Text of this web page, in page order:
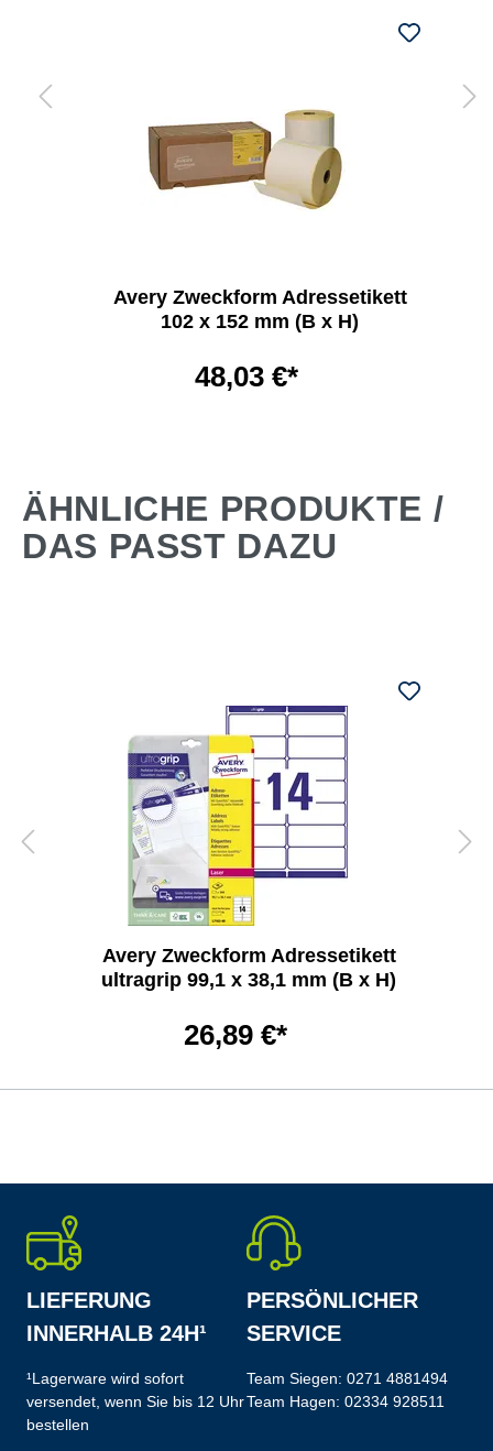
Avery Zweckform Adressetikett
102 x 152 mm (B x H)
48,03 €*
ÄHNLICHE PRODUKTE /
DAS PASST DAZU
Avery Zweckform Adressetikett
ultragrip 99,1 x 38,1 mm (B x H)
26,89 €*
LIEFERUNG
INNERHALB 24H¹
¹Lagerware wird sofort
versendet, wenn Sie bis 12 Uhr
bestellen
PERSÖNLICHER
SERVICE
Team Siegen: 0271 4881494
Team Hagen: 02334 928511